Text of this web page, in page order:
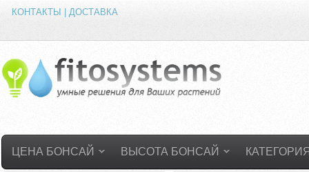
КОНТАКТЫ | ДОСТАВКА
ЦЕНА БОНСАЙ ВЫСОТА БОНСАЙ